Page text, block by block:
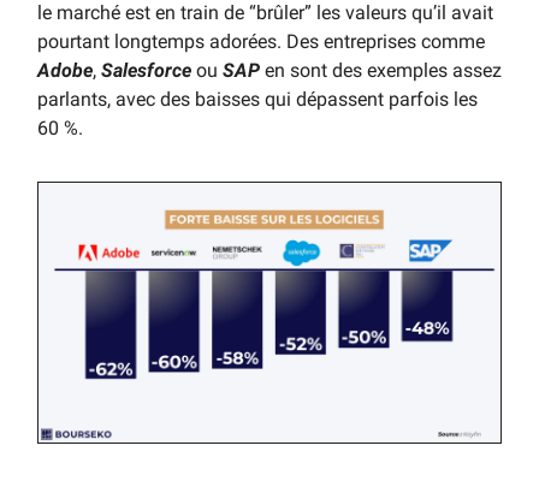
le marché est en train de “brûler” les valeurs qu’il avait
pourtant longtemps adorées. Des entreprises comme
Adobe, Salesforce ou SAP en sont des exemples assez
parlants, avec des baisses qui dépassent parfois les
60 %.